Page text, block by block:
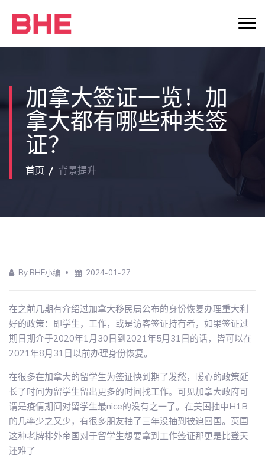
加拿大签证一览！加
拿大都有哪些种类签
证？
首页 背景提升
By BHE小编 2024-01-27
在之前几期有介绍过加拿大移民局公布的身份恢复办理重大利
好的政策：即学生，工作，或是访客签证持有者，如果签证过
期日期介于2020年1月30日到2021年5月31日的话，皆可以在
2021年8月31日以前办理身份恢复。
在很多在加拿大的留学生为签证快到期了发愁，暖心的政策延
长了时间为留学生留出更多的时间找工作。可见加拿大政府可
谓是疫情期间对留学生最nice的没有之一了。在美国抽中H1B
的几率少之又少，有很多朋友抽了三年没抽到被迫回国。英国
这种老牌排外帝国对于留学生想要拿到工作签证那更是比登天
还难了